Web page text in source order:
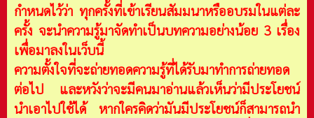
กำหนดไว้ว่า ทุกครั้งที่เข้าเรียนสัมมนาหรืออบรมในแต่ละ
ครั้ง จะนำความรู้มาจัดทำเป็นบทความอย่างน้อย 3 เรื่อง
เพื่อมาลงในเว็บนี้
ความตั้งใจที่จะถ่ายทอดความรู้ที่ได้รับมาทำการถ่ายทอด
ต่อไป และหวังว่าจะมีคนมาอ่านแล้วเห็นว่ามีประโยชน์
นำเอาไปใช้ได้ หากใครคิดว่ามันมีประโยชน์ก็สามารถนำ